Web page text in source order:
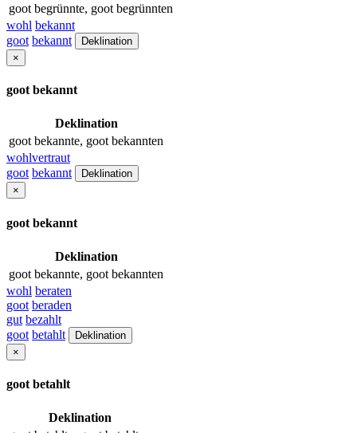
goot begrünnte, goot begrünnten
wohl bekannt
goot bekannt
Deklination
×
goot bekannt
Deklination
goot bekannte, goot bekannten
wohlvertraut
goot bekannt
Deklination
×
goot bekannt
Deklination
goot bekannte, goot bekannten
wohl beraten
goot beraden
gut bezahlt
goot betahlt
Deklination
×
goot betahlt
Deklination